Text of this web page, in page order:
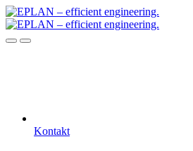
Kontakt